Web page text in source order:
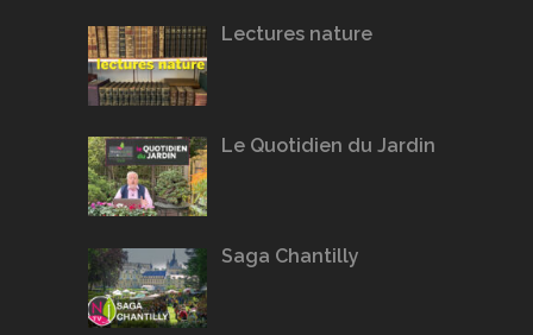
Lectures nature
Le Quotidien du Jardin
Saga Chantilly